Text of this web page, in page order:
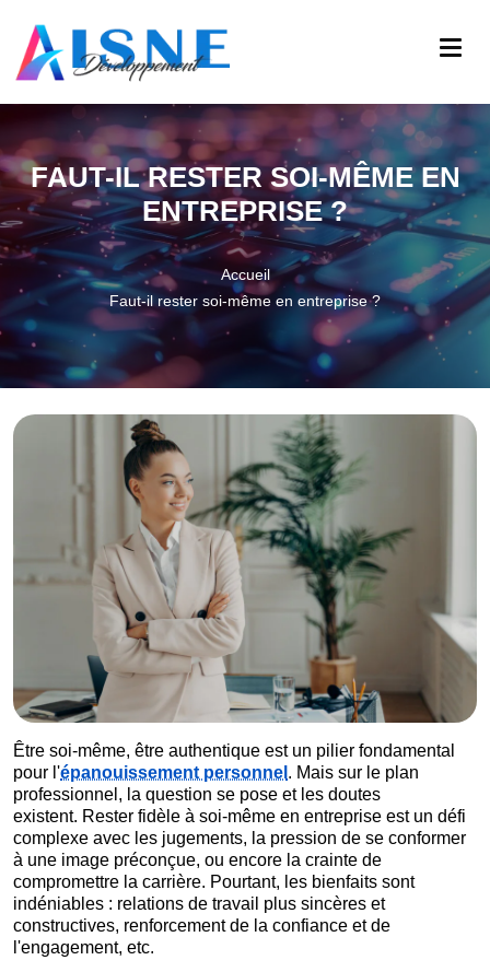
FAUT-IL RESTER SOI-MÊME EN
ENTREPRISE ?
Accueil
Faut-il rester soi-même en entreprise ?
Être soi-même, être authentique est un pilier fondamental
pour l'épanouissement personnel . Mais sur le plan
professionnel, la question se pose et les doutes
existent. Rester fidèle à soi-même en entreprise est un défi
complexe avec les jugements, la pression de se conformer
à une image préconçue, ou encore la crainte de
compromettre la carrière. Pourtant, les bienfaits sont
indéniables : relations de travail plus sincères et
constructives, renforcement de la confiance et de
l'engagement, etc.